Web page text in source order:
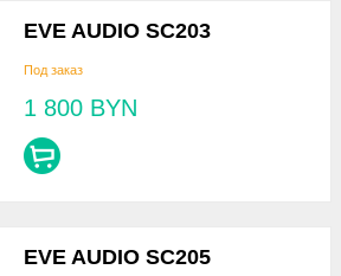
EVE AUDIO SC203
Под заказ
1 800 BYN
EVE AUDIO SC205